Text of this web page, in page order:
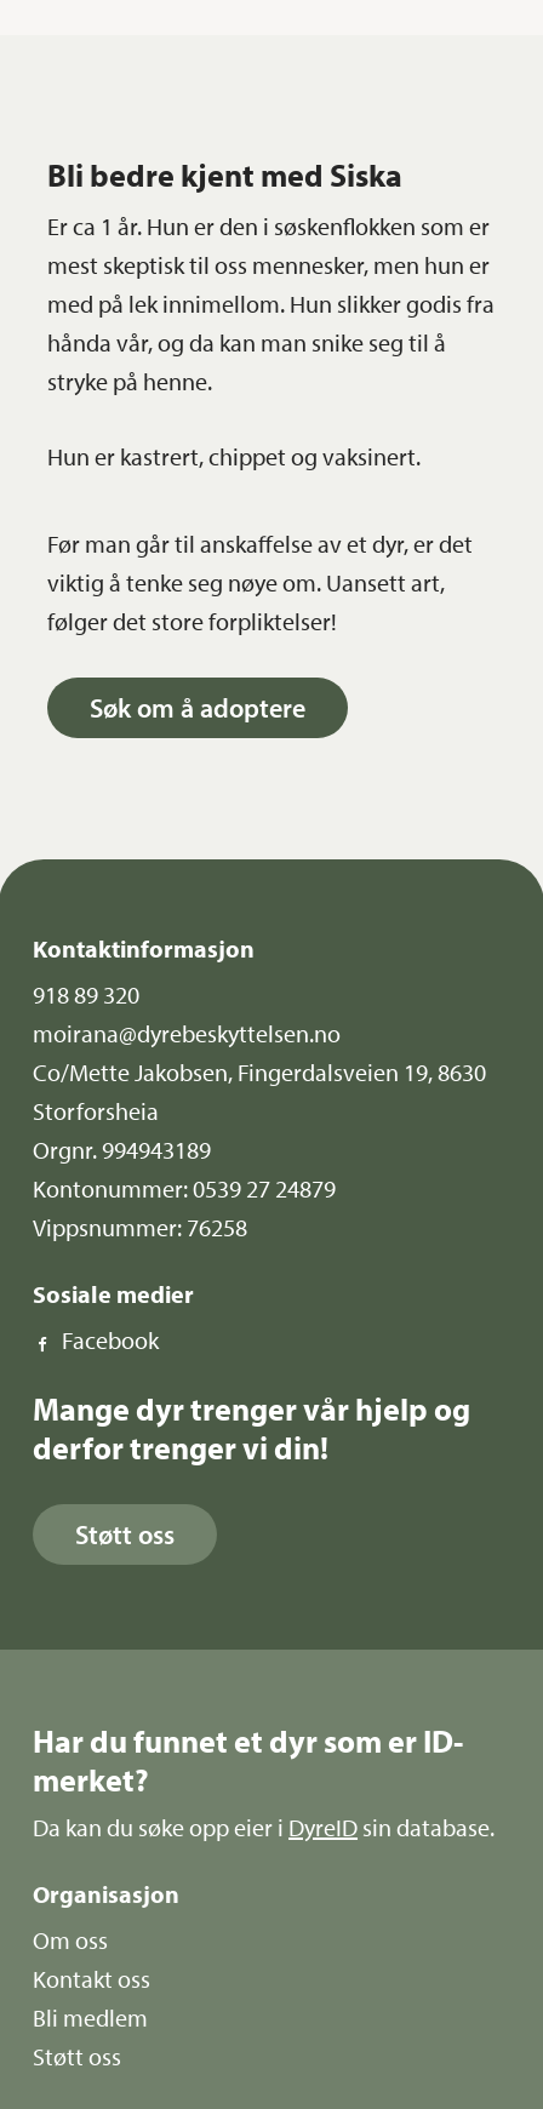
Bli bedre kjent med Siska
Er ca 1 år. Hun er den i søskenflokken som er
mest skeptisk til oss mennesker, men hun er
med på lek innimellom. Hun slikker godis fra
hånda vår, og da kan man snike seg til å
stryke på henne.
Hun er kastrert, chippet og vaksinert.
Før man går til anskaffelse av et dyr, er det
viktig å tenke seg nøye om. Uansett art,
følger det store forpliktelser!
Søk om å adoptere
Kontaktinformasjon
918 89 320
moirana@dyrebeskyttelsen.no
Co/Mette Jakobsen, Fingerdalsveien 19, 8630
Storforsheia
Orgnr. 994943189
Kontonummer: 0539 27 24879
Vippsnummer: 76258
Sosiale medier
Facebook
Mange dyr trenger vår hjelp og
derfor trenger vi din!
Støtt oss
Har du funnet et dyr som er ID-
merket?
Da kan du søke opp eier i DyreID sin database.
Organisasjon
Om oss
Kontakt oss
Bli medlem
Støtt oss